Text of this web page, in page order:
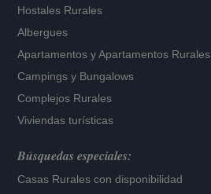
Hostales Rurales
Albergues
Apartamentos yApartamentos Rurales
Campings y Bungalows
Complejos Rurales
Viviendas turísticas
Búsquedas especiales:
Casas Rurales con disponibilidad